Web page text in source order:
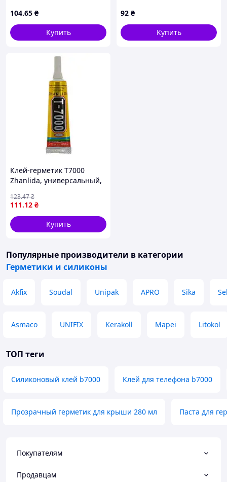
Вы всегда можете проконсультироваться и
задать любые интересующие Вас вопросы
Отправка заказов осуществляется в день
городах:
Запорожье, Львове, Ивано-Франковске, Ровно, Луцке,
Полтаве, Сумах, Ужгороде и других.
ТМ BELLINI FIX
104.65 ₴
Купить
92 ₴
Купить
Клей-герметик T7000
Zhanlida, универсальный,
111.12 ₴
123.47₴
Купить
Популярные производители в категории
Герметики и силиконы
Akfix Soudal Unipak APRO Sika
Asmaco UNIFIX Kerakoll Mapei Litokol
ТОП теги
Силиконовый клей b7000 Клей для телефона b7000
Прозрачный герметик для крыши 280 мл Паста для
Покупателям
Продавцам